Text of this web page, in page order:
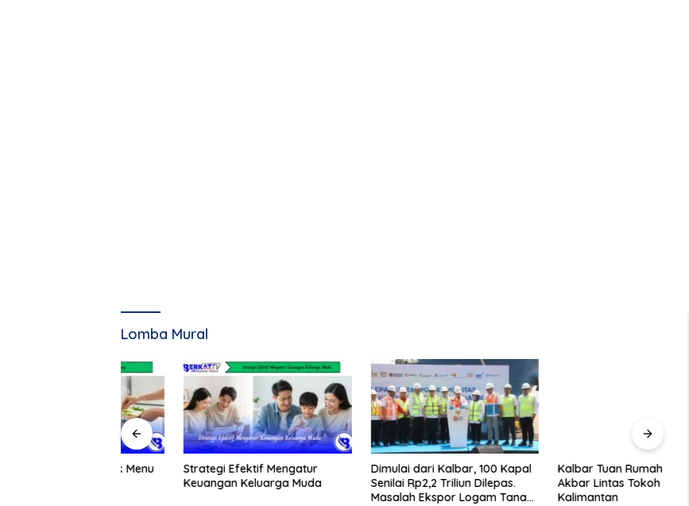
Lomba Mural
Strategi Efektif Mengatur
Keuangan Keluarga Muda
Dimulai dari Kalbar, 100 Kapal
Senilai Rp2,2 Triliun Dilepas.
Masalah Ekspor Logam Tanah
Kalbar Tuan Rumah Silaturahmi
Akbar Lintas Tokoh FPK se-
Kalimantan